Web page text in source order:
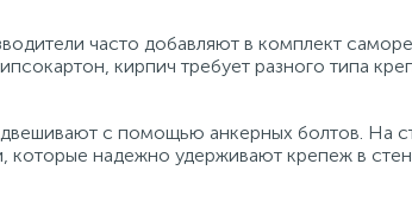
часто добавляют в комплект
кирпич требует разного типа
с помощью анкерных болтов. На
которые надежно удерживают крепеж в